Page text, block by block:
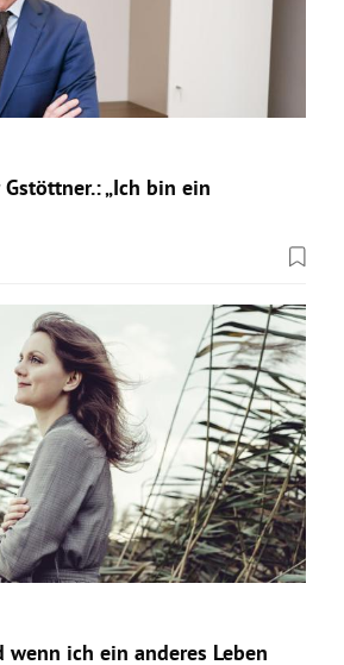
„Ich bin ein
wenn ich ein anderes Leben